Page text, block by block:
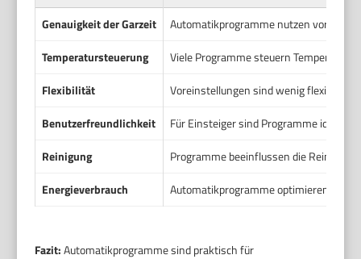
Genauigkeit der Garzeit
Automatikprogramme nutzen
Temperatursteuerung
Viele Programme steuern Temperatur
Flexibilität
Voreinstellungen sind wenig flexibel.
Benutzerfreundlichkeit
Für Einsteiger sind Programme ideal.
Reinigung
Programme beeinflussen die
Energieverbrauch
Automatikprogramme optimieren oft
Fazit:Automatikprogramme sind praktisch für